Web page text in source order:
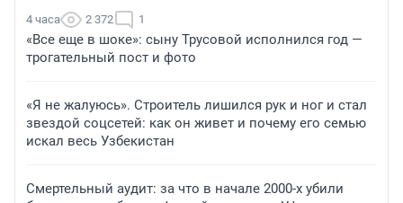
4 часа 2 372 1
«Все еще в шоке»: сыну Трусовой исполнился год —
трогательный пост и фото
«Я не жалуюсь». Строитель лишился рук и ног и стал
звездой соцсетей: как он живет и почему его семью
искал весь Узбекистан
Смертельный аудит: за что в начале 2000-х убили